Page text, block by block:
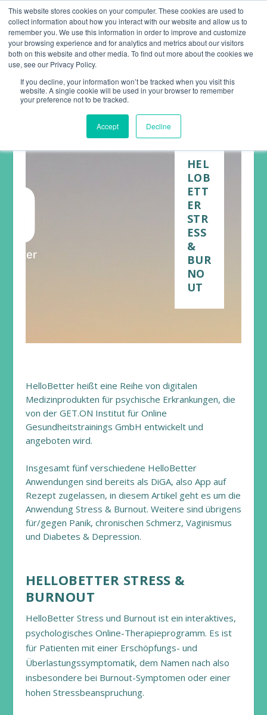
This website stores cookies on your computer. These cookies are used to
collect information about how you interact with our website and allow us to
remember you. We use this information in order to improve and customize
your browsing experience and for analytics and metrics about our visitors
both on this website and other media. To find out more about the cookies we
use, see our Privacy Policy.
If you decline, your information won’t be tracked when you visit this
website. A single cookie will be used in your browser to remember
your preference not to be tracked.
Accept Decline
HEL
LOB
ETT
ER
STR
ESS
&
BUR
NO
UT
HelloBetter heißt eine Reihe von digitalen
Medizinprodukten für psychische Erkrankungen, die
von der GET.ON Institut für Online
Gesundheitstrainings GmbH entwickelt und
angeboten wird.
Insgesamt fünf verschiedene HelloBetter
Anwendungen sind bereits als DiGA, also App auf
Rezept zugelassen, in diesem Artikel geht es um die
Anwendung Stress & Burnout. Weitere sind übrigens
für/gegen Panik, chronischen Schmerz, Vaginismus
und Diabetes & Depression.
HELLOBETTER STRESS &
BURNOUT
HelloBetter Stress und Burnout ist ein interaktives,
psychologisches Online-Therapieprogramm. Es ist
für Patienten mit einer Erschöpfungs- und
Überlastungssymptomatik, dem Namen nach also
insbesondere bei Burnout-Symptomen oder einer
hohen Stressbeanspruchung.